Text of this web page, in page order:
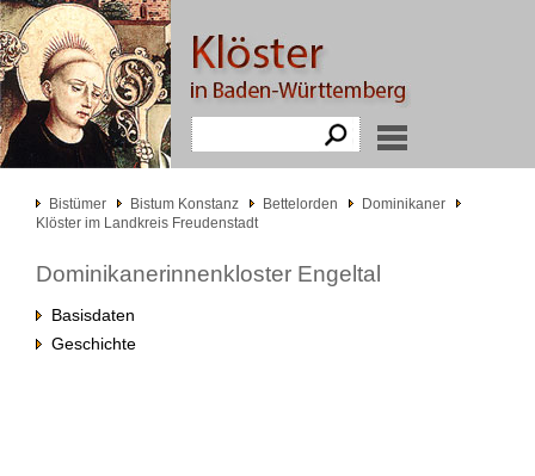
Bistümer Bistum Konstanz Bettelorden
Dominikaner
Klöster im Landkreis Freudenstadt
Dominikanerinnenkloster Engeltal
Basisdaten
Geschichte